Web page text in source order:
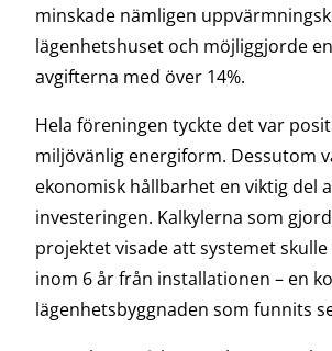
minskade nämligen
lägenhetshuset och möjliggjorde
avgifterna med över 14%.
Hela föreningen tyckte det var
miljövänlig energiform. Dessutom
ekonomisk hållbarhet en viktig del
investeringen. Kalkylerna som
projektet visade att systemet skulle
inom 6 år från installationen – en
lägenhetsbyggnaden som funnits